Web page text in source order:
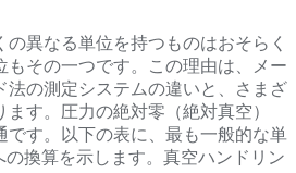
異なる単位を持つものはおそらく
もその一つです。この理由は、メー
法の測定システムの違いと、さまざ
す。圧力の絶対零（絶対真空）
です。以下の表に、最も一般的な単
換算を示します。真空ハンドリン